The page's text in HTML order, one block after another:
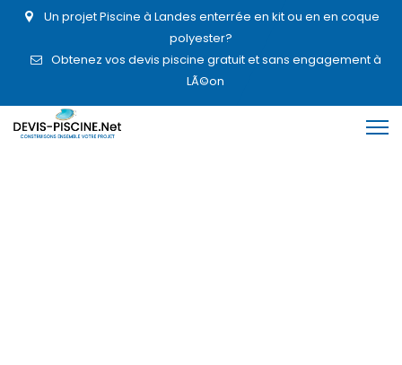
Un projet Piscine à Landes enterrée en kit ou en en coque
polyester?
Obtenez vos devis piscine gratuit et sans engagement à
LÃ©on